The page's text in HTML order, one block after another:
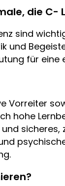
die C-
sind
und
für
Vorreiter
hohe